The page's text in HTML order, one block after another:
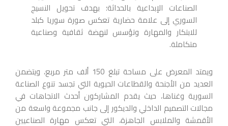
الصناعات الإبداعية بالحداثة؛ بهدف تحويل النسيج
السوري إلى علامة حضارية تعكس صورة سوريا كبلد
للابتكار والمهارة وتؤسس لنهضة ثقافية وصناعية
متكاملة.
ويمتد المعرض على مساحة تبلغ 150 ألف متر مربع، ويتضمن
العديد من الأجنحة والقطاعات الحيوية التي تجسد تنوع الصناعة
السورية وغناها، حيث يقدم المشاركون أحدث الاتجاهات في
مجالات التصميم الداخلي والديكور إلى جانب مجموعة واسعة من
الأقمشة والملابس الجاهزة، التي تعكس مهارة الصناعيين